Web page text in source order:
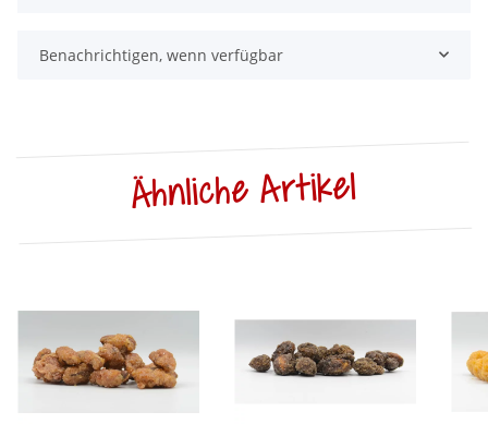
Benachrichtigen, wenn verfügbar
Ähnliche Artikel